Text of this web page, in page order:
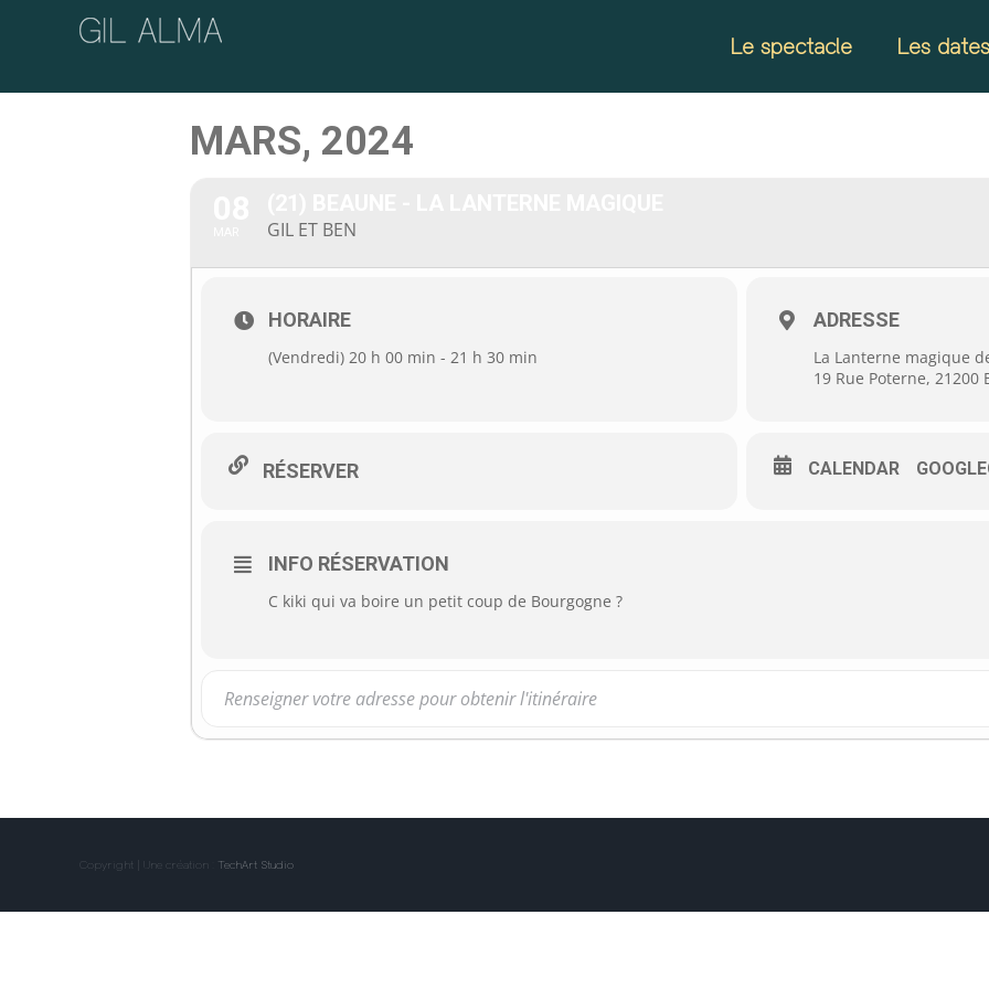
Le spectacle Les dates
MARS, 2024
GIL ET BEN
HORAIRE
(Vendredi) 20 h 00 min - 21 h 30 min
ADRESSE
La Lanterne magique
19 Rue Poterne, 21200
RÉSERVER CALENDAR
INFO RÉSERVATION
C kiki qui va boire un petit coup de Bourgogne ?
Copyright | Une création : TechArt Studio